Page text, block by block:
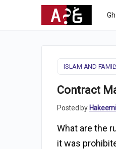
ISLAM AND
Contract
Posted by
What are the
it was